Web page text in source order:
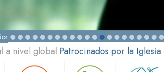
a nivel global Patrocinados por la